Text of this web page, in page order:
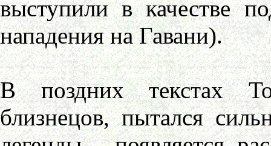
выступили в качестве
нападения на Гавани).
В поздних текстах
близнецов, пытался